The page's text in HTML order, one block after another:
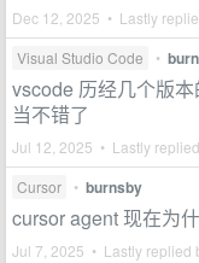
Dec 12, 2025 • Lastly
Visual Studio Code •
vscode 历经几个版
当不错了
Jul 12, 2025 • Lastly
Cursor • burnsby
cursor agent 现在为
Jul 7, 2025 • Lastly replied